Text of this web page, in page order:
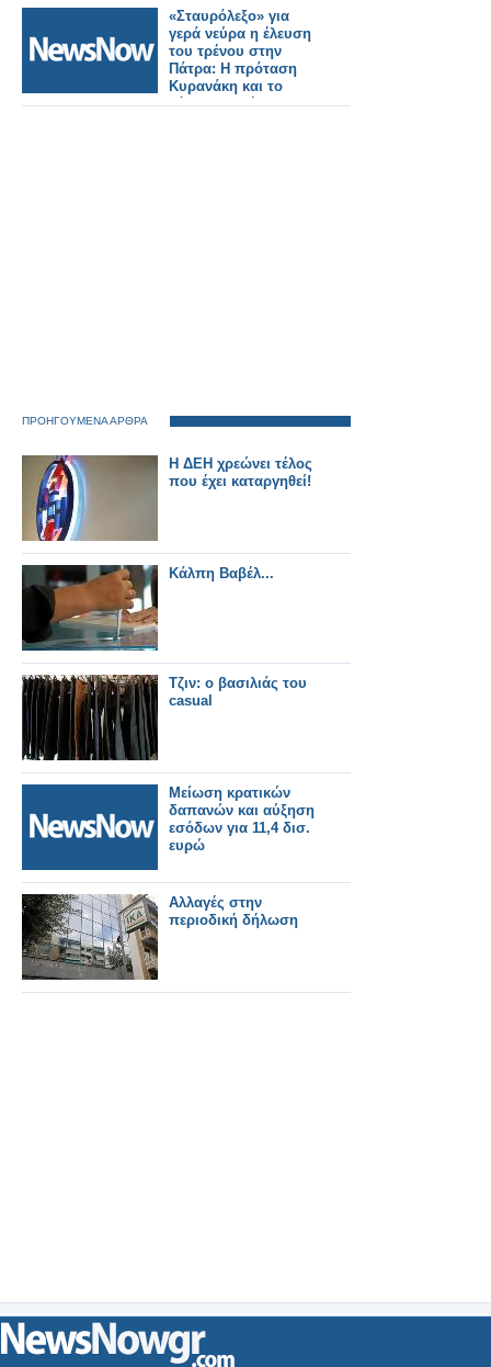
«Σταυρόλεξο» για
γερά νεύρα η έλευση
του τρένου στην
Πάτρα: Η πρόταση
Κυρανάκη και το
«όχι» του Δήμου
ΠΡΟΗΓΟΥΜΕΝΑ ΑΡΘΡΑ
Η ΔΕΗ χρεώνει τέλος
που έχει καταργηθεί!
Κάλπη Βαβέλ...
Τζιν: o βασιλιάς του
casual
Μείωση κρατικών
δαπανών και αύξηση
εσόδων για 11,4 δισ.
ευρώ
Αλλαγές στην
περιοδική δήλωση